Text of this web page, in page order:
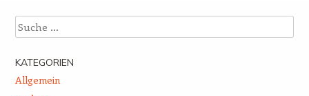
Suche
KATEGORIEN
Allgemein